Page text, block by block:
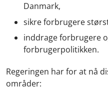
Danmark,
sikre forbrugere
inddrage forbrugere
forbrugerpolitikken.
Regeringen har for at nå
områder: